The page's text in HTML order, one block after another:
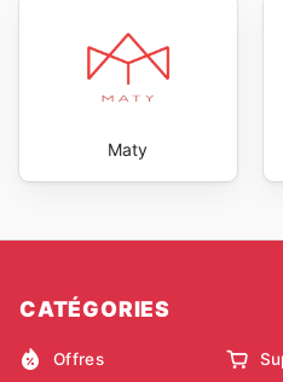
Maty
CATÉGORIES
Offres